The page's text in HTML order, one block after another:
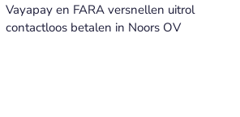
Vayapay en FARA versnellen uitrol
contactloos betalen in Noors OV